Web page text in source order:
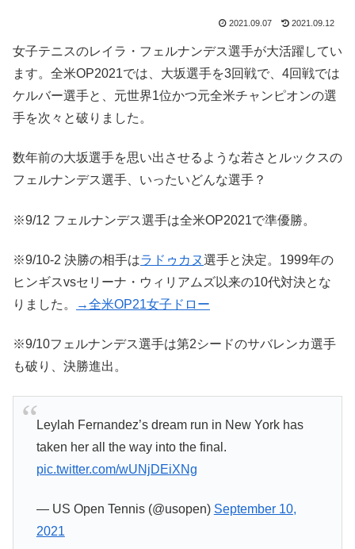
2021.09.07 2021.09.12
女子テニスのレイラ・フェルナンデス選手が大活躍してい
ます。全米OP2021では、大坂選手を3回戦で、4回戦では
ケルバー選手と、元世界1位かつ元全米チャンピオンの選
手を次々と破りました。
数年前の大坂選手を思い出させるような若さとルックスの
フェルナンデス選手、いったいどんな選手？
※9/12 フェルナンデス選手は全米OP2021で準優勝。
※9/10-2 決勝の相手はラドゥカヌ選手と決定。1999年の
ヒンギスvsセリーナ・ウィリアムズ以来の10代対決とな
りました。
→全米OP21女子ドロー
※9/10フェルナンデス選手は第2シードのサバレンカ選手
も破り、決勝進出。
Leylah Fernandez’s dream run in New York has
taken her all the way into the final.
pic.twitter.com/wUNjDEiXNg
— US Open Tennis (@usopen) September 10,
2021